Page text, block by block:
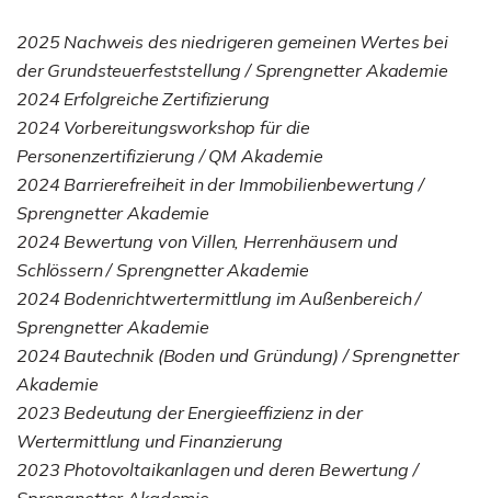
2025 Nachweis des niedrigeren gemeinen Wertes bei
der Grundsteuerfeststellung / Sprengnetter Akademie
2024 Erfolgreiche Zertifizierung
2024 Vorbereitungsworkshop für die
Personenzertifizierung / QM Akademie
2024 Barrierefreiheit in der Immobilienbewertung /
Sprengnetter Akademie
2024 Bewertung von Villen, Herrenhäusern und
Schlössern / Sprengnetter Akademie
2024 Bodenrichtwertermittlung im Außenbereich /
Sprengnetter Akademie
2024 Bautechnik (Boden und Gründung) / Sprengnetter
Akademie
2023 Bedeutung der Energieeffizienz in der
Wertermittlung und Finanzierung
2023 Photovoltaikanlagen und deren Bewertung /